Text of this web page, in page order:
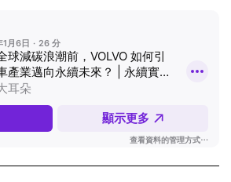
活動
拉三樓國際宴會廳（台北市敦化
化
2025/
車產業的永續領頭羊？本集邀
豪汽車通路暨事業發展部經理 -
於全球及台灣在地實踐減碳目
持人 | 今周刊研發
容為VOLVO與